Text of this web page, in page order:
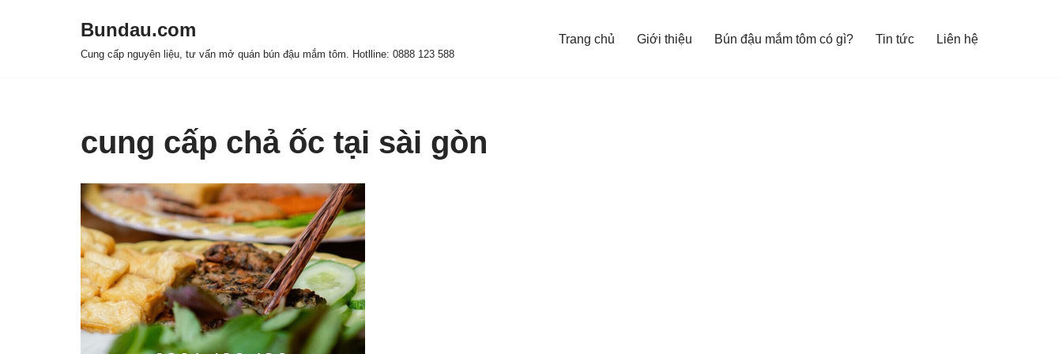
Bundau.com
Cung cấp nguyên liệu, tư vấn mở quán bún đậu mắm tôm. Hotlline: 0888 123 588
Trang chủ Giới thiệu Bún đậu mắm tôm có gì? Tin tức Liên hệ
cung cấp chả ốc tại sài gòn